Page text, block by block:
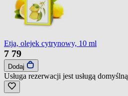
Etja, olejek cytrynowy, 10 ml
7 79
Dodaj
Usługa rezerwacji jest usługą domyślną